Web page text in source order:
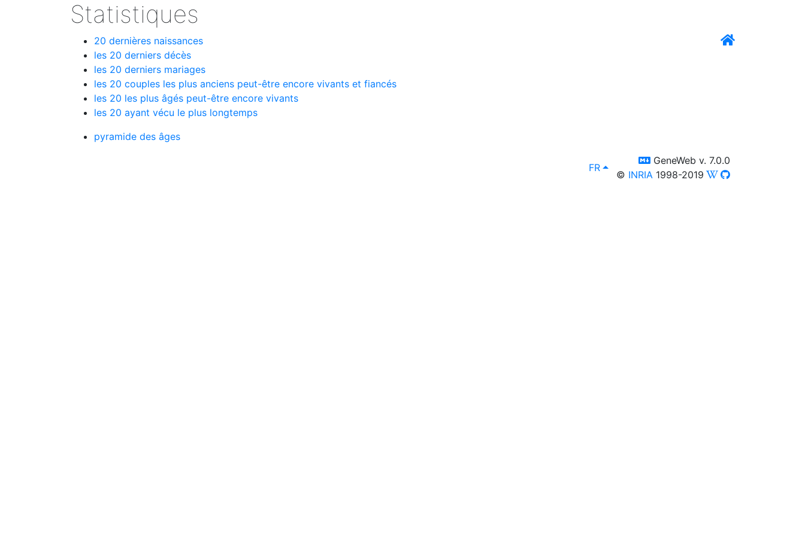
Statistiques
20 dernières naissances
les 20 derniers décès
les 20 derniers mariages
les 20 couples les plus anciens peut-être encore vivants et fiancés
les 20 les plus âgés peut-être encore vivants
les 20 ayant vécu le plus longtemps
pyramide des âges
lang
FR, afficher en :
switch to templm
GeneWeb v. 7.0.0
© INRIA 1998-2019